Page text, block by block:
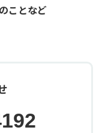
ことなど